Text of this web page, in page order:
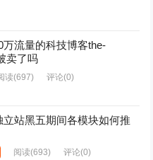
万流量的科技博客the-
卖了吗
读(697) 评论(0)
立站黑五期间各模块如何推
阅读(693) 评论(0)